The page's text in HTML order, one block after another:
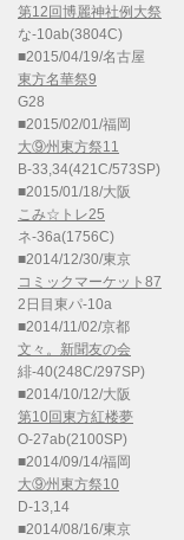
第12回博麗神社例大祭
な-10ab(3804C)
■2015/04/19/名古屋
東方名華祭9
G28
■2015/02/01/福岡
大⑨州東方祭11
B-33,34(421C/573SP)
■2015/01/18/大阪
こみ☆トレ25
ネ-36a(1756C)
■2014/12/30/東京
コミックマーケット87
2日目東パ-10a
■2014/11/02/京都
文々。新聞友の会
緋-40(248C/297SP)
■2014/10/12/大阪
第10回東方紅楼夢
O-27ab(2100SP)
■2014/09/14/福岡
大⑨州東方祭10
D-13,14
■2014/08/16/東京